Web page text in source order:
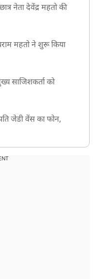
नेता देवेंद्र महतो की
महतो ने शुरू किया
साजिशकर्ता को
जेडी वेंस का फोन,
आज होगी तीसरे दौर